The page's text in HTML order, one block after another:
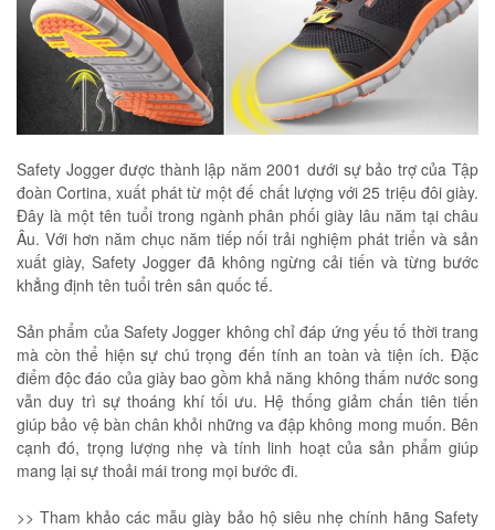
Safety Jogger được thành lập năm 2001 dưới sự bảo trợ của Tập
đoàn Cortina, xuất phát từ một đế chất lượng với 25 triệu đôi giày.
Đây là một tên tuổi trong ngành phân phối giày lâu năm tại châu
Âu. Với hơn năm chục năm tiếp nối trải nghiệm phát triển và sản
xuất giày, Safety Jogger đã không ngừng cải tiến và từng bước
khẳng định tên tuổi trên sân quốc tế.
Sản phẩm của Safety Jogger không chỉ đáp ứng yếu tố thời trang
mà còn thể hiện sự chú trọng đến tính an toàn và tiện ích. Đặc
điểm độc đáo của giày bao gồm khả năng không thấm nước song
vẫn duy trì sự thoáng khí tối ưu. Hệ thống giảm chấn tiên tiến
giúp bảo vệ bàn chân khỏi những va đập không mong muốn. Bên
cạnh đó, trọng lượng nhẹ và tính linh hoạt của sản phẩm giúp
mang lại sự thoải mái trong mọi bước đi.
>> Tham khảo các mẫu giày bảo hộ siêu nhẹ chính hãng Safety